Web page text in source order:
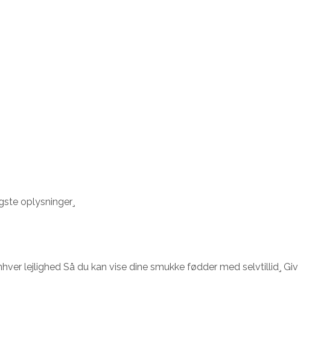
oplysninger¸
lejlighed Så du kan vise dine smukke fødder med selvtillid¸ Giv